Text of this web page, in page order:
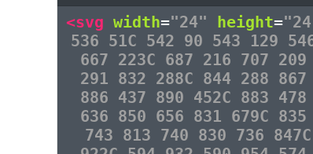
<svg width="24" height=
536 51C 542 90 543 129
667 223C 687 216 707
291 832 288C 844 288
886 437 890 452C 883
636 850 656 831 679C
743 813 740 830 736